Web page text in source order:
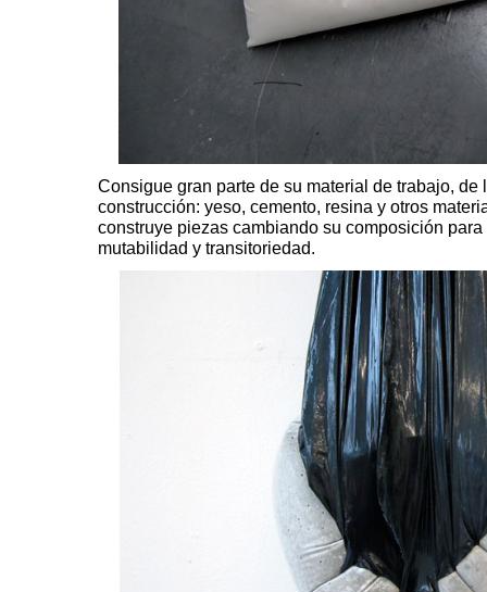
Consigue gran parte de su material de trabajo,
construcción: yeso, cemento, resina y otros
construye piezas cambiando su composición
mutabilidad y transitoriedad.